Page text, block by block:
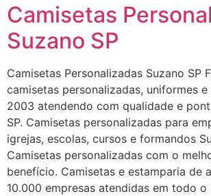
Camisetas
Suzano SP
Camisetas Personalizadas Suzano SP
camisetas personalizadas, uniformes
2003 atendendo com qualidade e
SP. Camisetas personalizadas para
igrejas, escolas, cursos e formandos
Camisetas personalizadas com o
benefício. Camisetas e estamparia de
10.000 empresas atendidas em todo o